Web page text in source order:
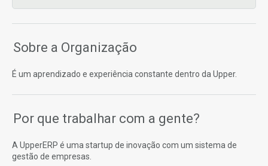
Sobre a Organização
É um aprendizado e experiência constante dentro da Upper.
Por que trabalhar com a gente?
A UpperERP é uma startup de inovação com um sistema de
gestão de empresas.